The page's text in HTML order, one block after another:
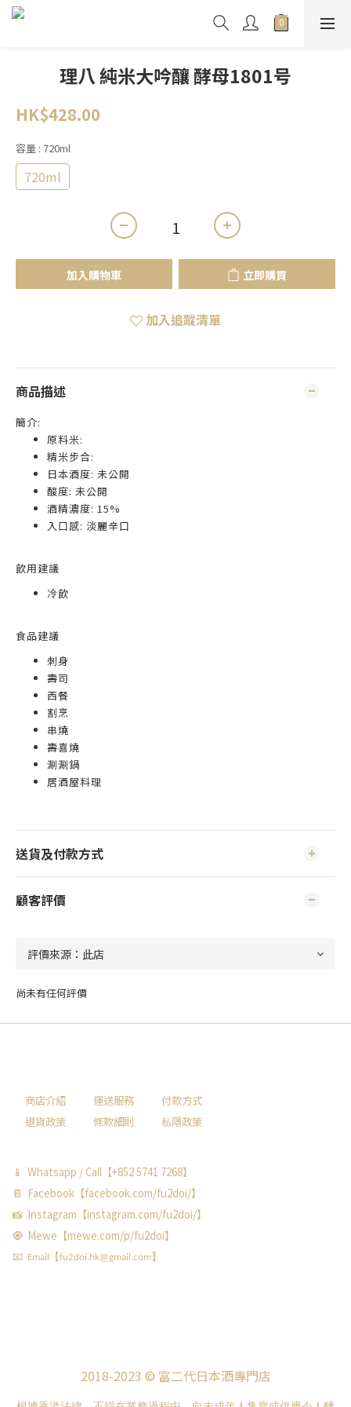
理八 純米大吟釀 酵母1801号
HK$428.00
容量 : 720ml
720ml
加入購物車 立即購買
加入追蹤清單
商品描述
簡介:
原料米:
精米步合:
日本酒度: 未公開
酸度: 未公開
酒精濃度: 15%
入口感: 淡麗辛口
飲用建議
冷飲
食品建議
刺身
壽司
西餐
割烹
串燒
壽喜燒
涮涮鍋
居酒屋料理
送貨及付款方式
顧客評價
尚未有任何評價
商店介紹 運送服務
付款方式
退貨政策
條款細則 私隱政策
📱 Whatsapp / Call【+852 5741 7268】
📔 Facebook【facebook.com/fu2doi/】
📸 Instagram【instagram.com/fu2doi/】
🧿 Mewe【mewe.com/p/fu2doi】
📧 Email【fu2doi.hk@gmail.com】
2018-2023 © 富二代日本酒專門店